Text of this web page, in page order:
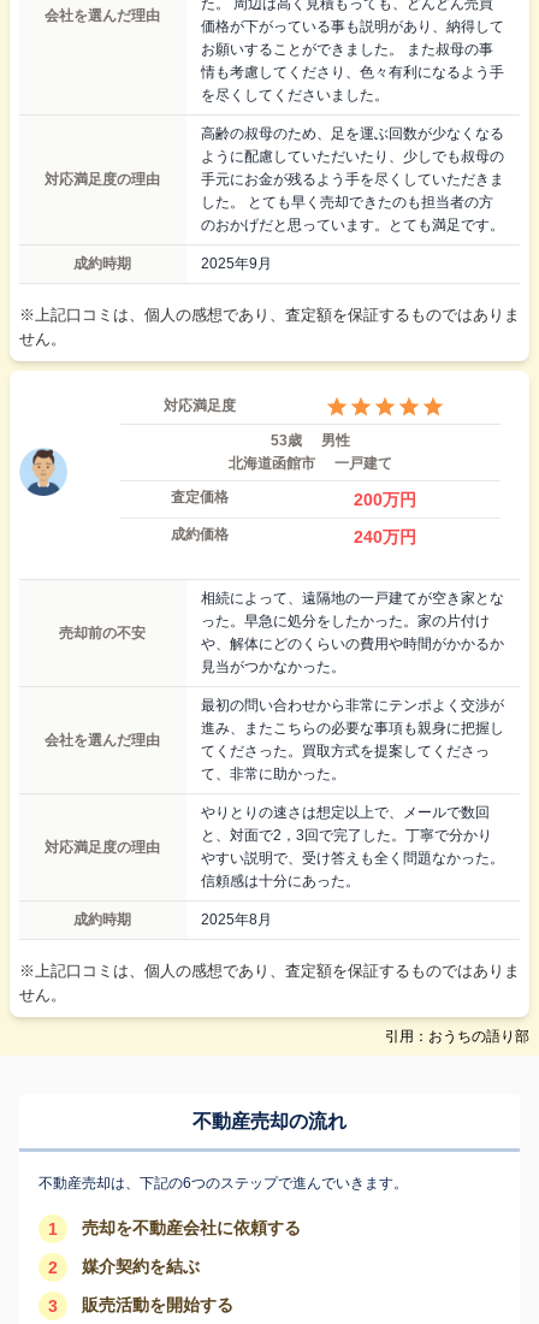
会社を選んだ理由
た。 周辺は高く見積もっても、どんどん売買
価格が下がっている事も説明があり、納得して
お願いすることができました。 また叔母の事
情も考慮してくださり、色々有利になるよう手
を尽くしてくださいました。
対応満足度の理由
高齢の叔母のため、足を運ぶ回数が少なくなる
ように配慮していただいたり、少しでも叔母の
手元にお金が残るよう手を尽くしていただきま
した。 とても早く売却できたのも担当者の方
のおかげだと思っています。とても満足です。
成約時期 2025年9月
※上記口コミは、個人の感想であり、査定額を保証するものではありま
せん。
対応満足度
53歳
男性
北海道函館市
一戸建て
査定価格
200万円
成約価格 240万円
売却前の不安
相続によって、遠隔地の一戸建てが空き家とな
った。早急に処分をしたかった。家の片付け
や、解体にどのくらいの費用や時間がかかるか
見当がつかなかった。
会社を選んだ理由
最初の問い合わせから非常にテンポよく交渉が
進み、またこちらの必要な事項も親身に把握し
てくださった。買取方式を提案してくださっ
て、非常に助かった。
対応満足度の理由
やりとりの速さは想定以上で、メールで数回
と、対面で2，3回で完了した。丁寧で分かり
やすい説明で、受け答えも全く問題なかった。
信頼感は十分にあった。
成約時期 2025年8月
※上記口コミは、個人の感想であり、査定額を保証するものではありま
せん。
引用：おうちの語り部
不動産売却の流れ
不動産売却は、下記の6つのステップで進んでいきます。
1 売却を不動産会社に依頼する
2 媒介契約を結ぶ
3 販売活動を開始する